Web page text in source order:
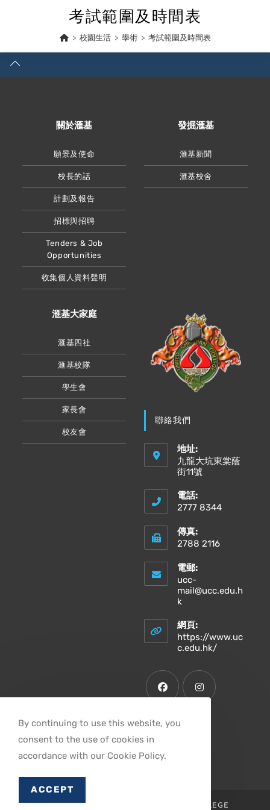
考試範圍及時間表
> 校園生活 > 學術 > 考試範圍及時間表
關於滙基
願景及使命
校長的話
計劃及報告
招標與招聘
Tenders & Job
Opportunities
收集個人資料聲明
發掘滙基
滙基新聞
滙基校舍
滙基大家庭
滙基四社
滙基校隊
學生會
家長會
校友會
聯絡我們
地址:
九龍大坑東棠蔭
街11號
電話:
2777 8344
傳真:
2788 2116
電郵:
ucc-
mail@ucc.edu.h
k
your
application
網頁:
https://www.uc
c.edu.hk/Opens
in
a
new
in
© 2026 滙基書院 UNITED CHRISTIAN COLLEGE
By continuing to use this website, you
consent to the use of cookies in
accordance with our Cookie Policy.
ACCEPT